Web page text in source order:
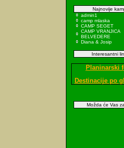
Najnovije
admin1
camp mlaska
CAMP SEGET
CAMP VRANJICA
BELVEDERE
Diana & Josip
Interesantni
Planinarski
Destinacije po
Možda će Vas